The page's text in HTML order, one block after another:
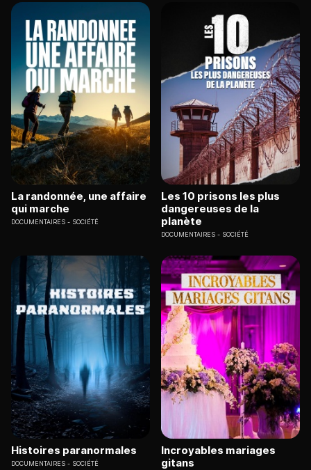
La randonnée, une affaire
qui marche
DOCUMENTAIRES SOCIÉTÉ
Les 10 prisons les plus
dangereuses de la
planète
DOCUMENTAIRES SOCIÉTÉ
Histoires paranormales
DOCUMENTAIRES SOCIÉTÉ
Incroyables mariages
gitans